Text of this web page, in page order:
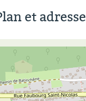
et adresse